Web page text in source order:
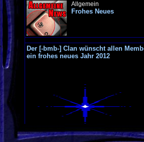
Allgemein
Frohes Neues
Der [-bmb-] Clan wünscht allen
ein frohes neues Jahr 2012